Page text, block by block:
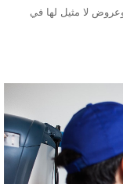
لا مثيل لها في